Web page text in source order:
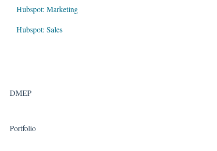
Hubspot: Marketing
Hubspot: Sales
DMEP
Portfolio